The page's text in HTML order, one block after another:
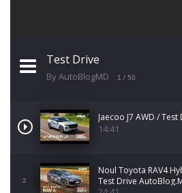
Test Drive
By AutoBlogMD 1 / 50
Jaecoo J7 AWD /
14:41
2
Noul Toyota RAV4
Test Drive